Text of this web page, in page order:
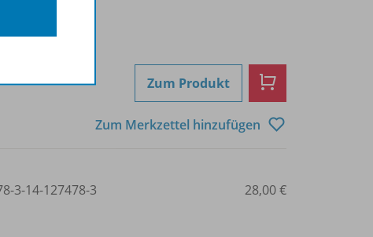
Zum Produkt
Zum Merkzettel hinzufügen
3-14-127478-3 28,00 €